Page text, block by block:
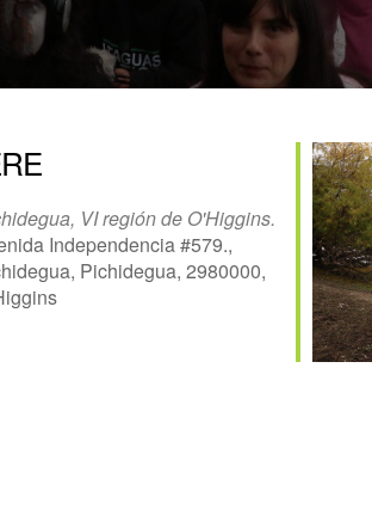
VI región de O'Higgins.
Independencia #579.,
Pichidegua, 2980000,